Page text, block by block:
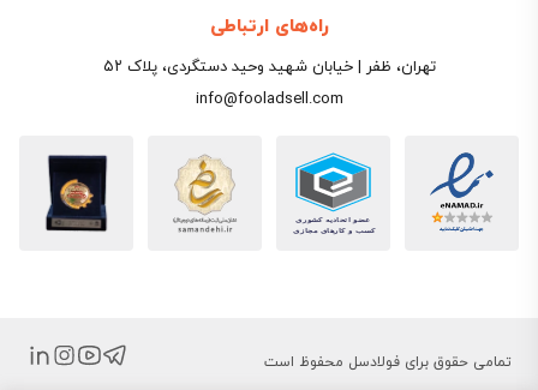
راه‌های ارتباطی
تهران، ظفر | خیابان شهید وحید دستگردی، پلاک ۵۲
info@fooladsell.com
تمامی حقوق برای فولادسل محفوظ است